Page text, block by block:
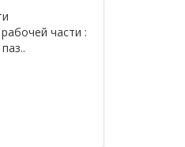
части :